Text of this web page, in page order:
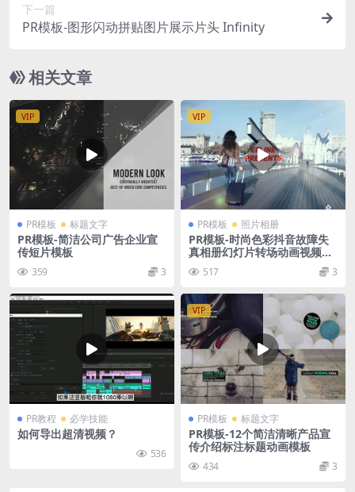
下一篇
PR模板-图形闪动拼贴图片展示片头 Infinity
相关文章
VIP
PR模板 标题文字
PR模板-简洁公司广告企业宣
传短片模板
359 3
VIP
PR模板 照片相册
PR模板-时尚色彩抖音故障失
真相册幻灯片转场动画视频模
板 517 3
PR教程 必学技能
如何导出超清视频？
536
VIP
PR模板 标题文字
PR模板-12个简洁清晰产品宣
传介绍标注标题动画模板
434 3